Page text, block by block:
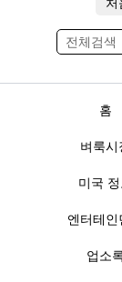
홈
벼룩시
미국
엔터테인
업소